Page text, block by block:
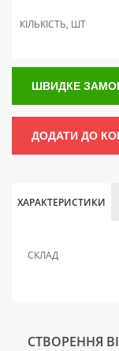
КІЛЬКІСТЬ, ШТ
ШВИДКЕ
ДОДАТИ ДО
ХАРАКТЕРИСТИКИ
СКЛАД
СТВОРЕННЯ